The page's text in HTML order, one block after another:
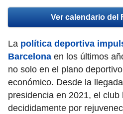
Ver calendario del
La política deportiva
Barcelona en los últimos
no solo en el plano
económico. Desde la
presidencia en 2021, el club
decididamente por